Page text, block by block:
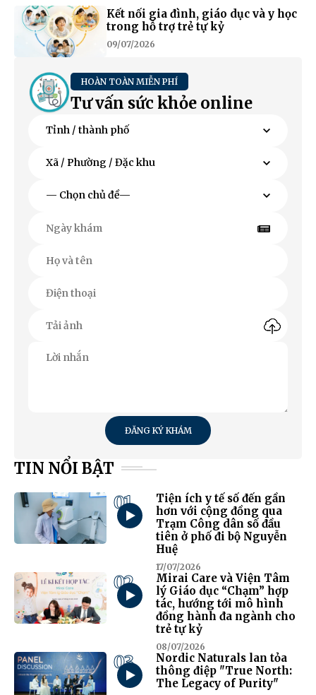
Kết nối gia đình, giáo dục và y học
trong hỗ trợ trẻ tự kỷ
09/07/2026
HOÀN TOÀN MIỄN PHÍ
Tư vấn sức khỏe online
ĐĂNG KÝ KHÁM
TIN NỔI BẬT
01
Tiện ích y tế số đến gần
hơn với cộng đồng qua
Trạm Công dân số đầu
tiên ở phố đi bộ Nguyễn
Huệ
17/07/2026
02
Mirai Care và Viện Tâm
lý Giáo dục “Chạm” hợp
tác, hướng tới mô hình
đồng hành đa ngành cho
trẻ tự kỷ
08/07/2026
03
Nordic Naturals lan tỏa
thông điệp "True North:
The Legacy of Purity"